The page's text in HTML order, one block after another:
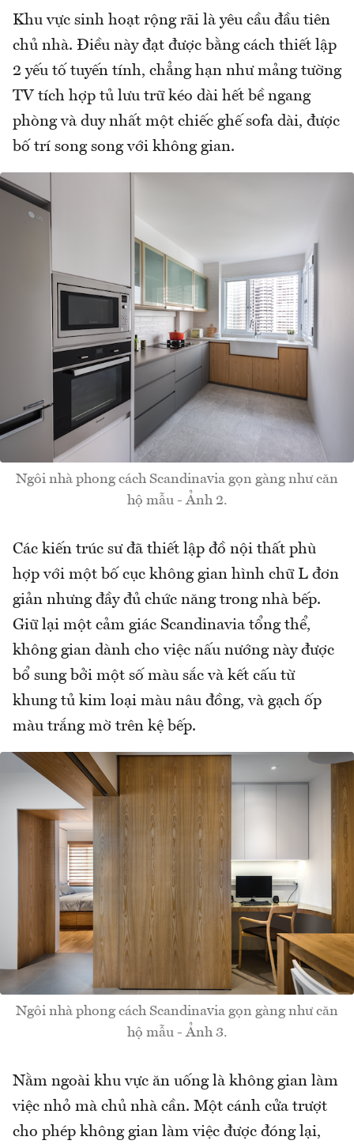
Khu vực sinh hoạt rộng rãi là yêu cầu đầu tiên
chủ nhà. Điều này đạt được bằng cách thiết lập
2 yếu tố tuyến tính, chẳng hạn như mảng tường
TV tích hợp tủ lưu trữ kéo dài hết bề ngang
phòng và duy nhất một chiếc ghế sofa dài, được
bố trí song song với không gian.
Ngôi nhà phong cách Scandinavia gọn gàng như căn
hộ mẫu - Ảnh 2.
Các kiến trúc sư đã thiết lập đồ nội thất phù
hợp với một bố cục không gian hình chữ L đơn
giản nhưng đầy đủ chức năng trong nhà bếp.
Giữ lại một cảm giác Scandinavia tổng thể,
không gian dành cho việc nấu nướng này được
bổ sung bởi một số màu sắc và kết cấu từ
khung tủ kim loại màu nâu đồng, và gạch ốp
màu trắng mờ trên kệ bếp.
Ngôi nhà phong cách Scandinavia gọn gàng như căn
hộ mẫu - Ảnh 3.
Nằm ngoài khu vực ăn uống là không gian làm
việc nhỏ mà chủ nhà cần. Một cánh cửa trượt
cho phép không gian làm việc được đóng lại,